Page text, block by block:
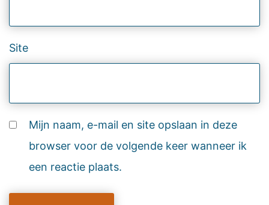
Site
Mijn naam, e-mail en site opslaan in deze
browser voor de volgende keer wanneer ik
een reactie plaats.